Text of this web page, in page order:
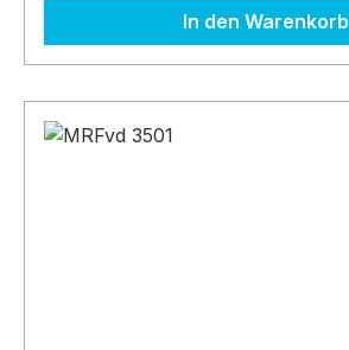
In den Warenkorb